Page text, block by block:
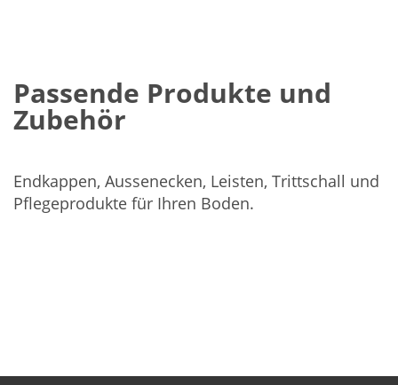
Passende Produkte und
Zubehör
Endkappen, Aussenecken, Leisten, Trittschall und
Pflegeprodukte für Ihren Boden.